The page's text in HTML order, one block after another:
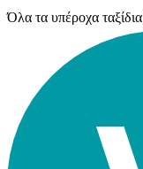
Όλα τα υπέροχα ταξίδια